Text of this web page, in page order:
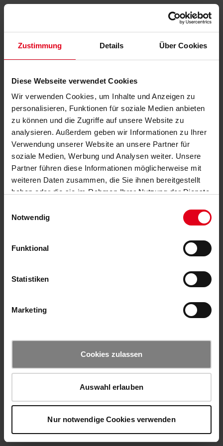
Zustimmung Details Über Cookies
Diese Webseite verwendet Cookies
Wir verwenden Cookies, um Inhalte und Anzeigen zu
personalisieren, Funktionen für soziale Medien anbieten
zu können und die Zugriffe auf unsere Website zu
analysieren. Außerdem geben wir Informationen zu Ihrer
Verwendung unserer Website an unsere Partner für
soziale Medien, Werbung und Analysen weiter. Unsere
Partner führen diese Informationen möglicherweise mit
weiteren Daten zusammen, die Sie ihnen bereitgestellt
haben oder die sie im Rahmen Ihrer Nutzung der Dienste
Notwendig
Funktional
Statistiken
Marketing
Cookies zulassen
Auswahl erlauben
Nur notwendige Cookies verwenden